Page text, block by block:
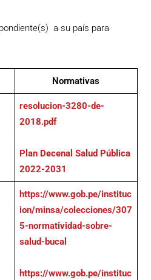
a su país para
Normativas
resolucion-3280-de-
2018.pdf
Plan Decenal Salud Pública
2022-2031
https://www.gob.pe/instituc
ion/minsa/colecciones/307
5-normatividad-sobre-
salud-bucal
https://www.gob.pe/instituc